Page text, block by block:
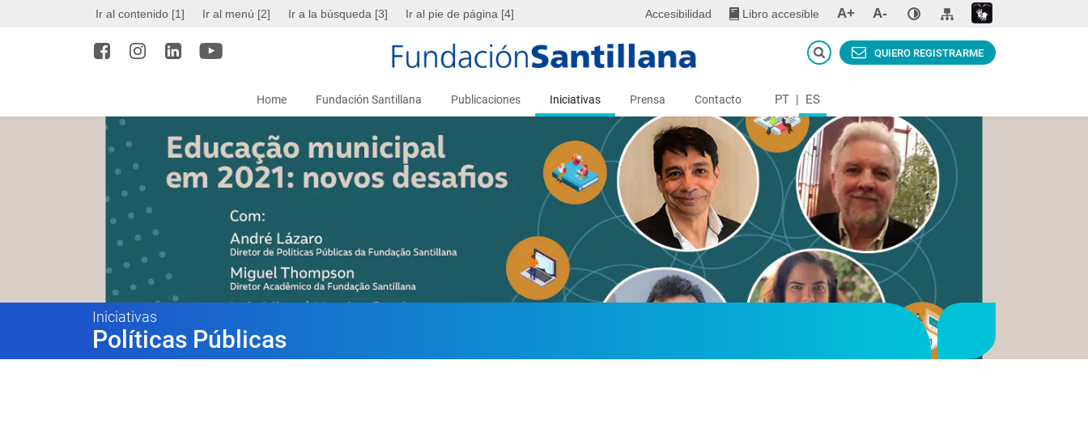
Ir al contenido [1] Ir al menú [2] Ir a la búsqueda [3] Ir al pie de página [4] Accesibilidad Libro accesible A+ A-
Home Fundación Santillana Publicaciones Iniciativas Prensa Contacto PT | ES
QUIERO REGISTRARME
Iniciativas
Políticas Públicas